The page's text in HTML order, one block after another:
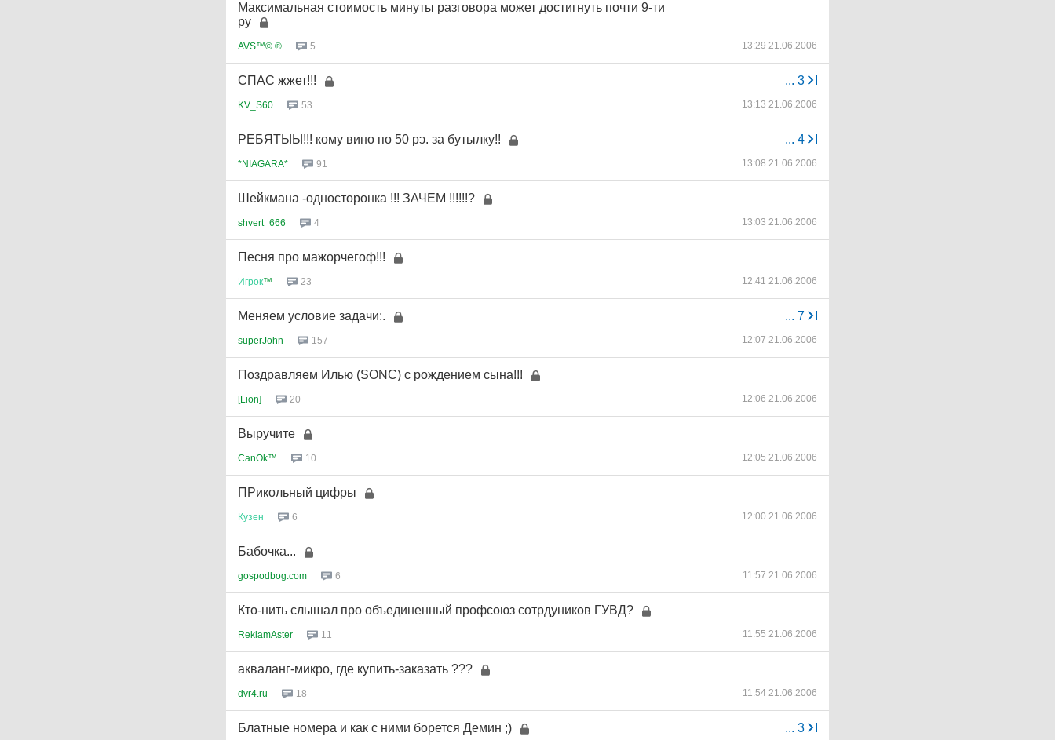
Максимальная стоимость минуты разговора может достигнуть почти 9-ти
ру
AVS™© ® 5 13:29 21.06.2006
... 3
СПАС жжет!!!
KV_S60 53 13:13 21.06.2006
... 4
РЕБЯТЫЫ!!! кому вино по 50 рэ. за бутылку!!
*NIAGARA* 91 13:08 21.06.2006
Шейкмана -односторонка !!! ЗАЧЕМ !!!!!!?
shvert_666 4 13:03 21.06.2006
Песня про мажорчегоф!!!
Игрок™ 23 12:41 21.06.2006
... 7
Меняем условие задачи:.
superJohn 157 12:07 21.06.2006
Поздравляем Илью (SONC) с рождением сына!!!
[Lion] 20 12:06 21.06.2006
Выручите
CanOk™ 10 12:05 21.06.2006
ПРикольный цифры
Кузен 6 12:00 21.06.2006
Бабочка...
gospodbog.com 6 11:57 21.06.2006
Кто-нить слышал про объединенный профсоюз сотрдуников ГУВД?
ReklamAster 11 11:55 21.06.2006
акваланг-микро, где купить-заказать ???
dvr4.ru 18 11:54 21.06.2006
... 3
Блатные номера и как с ними борется Демин ;)